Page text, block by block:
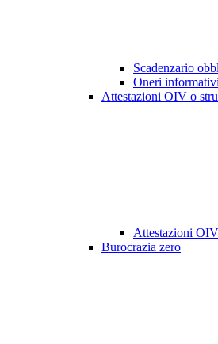
Scadenzario
Oneri
Attestazioni OIV o
Attestazioni
Burocrazia zero